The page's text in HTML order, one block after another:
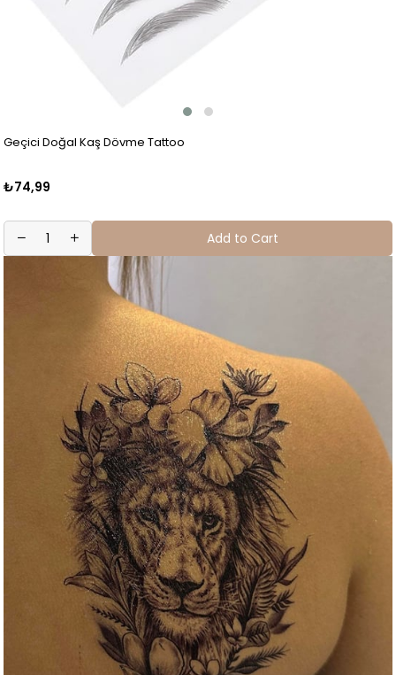
Geçici Doğal Kaş Dövme Tattoo
₺74,99
Add to Cart